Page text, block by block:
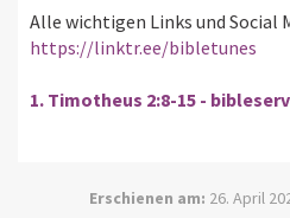
Alle wichtigen Links und Social
https://linktr.ee/bibletunes
1. Timotheus 2:8-15 -
Erschienen am: 26. April